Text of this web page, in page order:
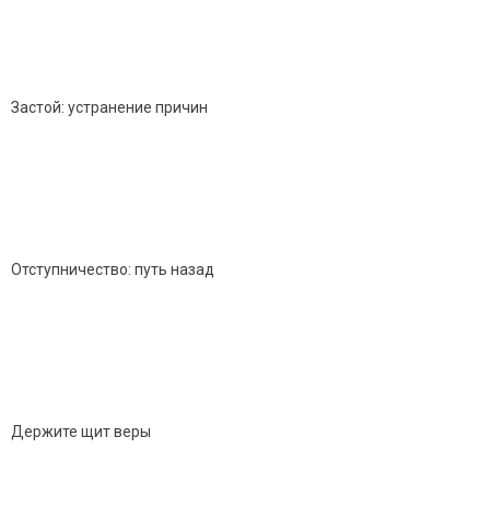
Застой: устранение причин
Отступничество: путь назад
Держите щит веры